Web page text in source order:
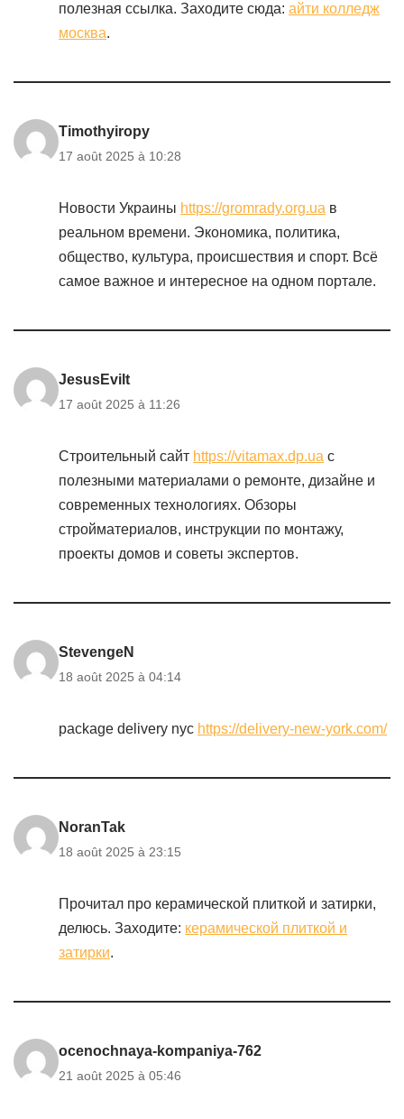
полезная ссылка. Заходите сюда: айти колледж
москва.
Timothyiropy
17 août 2025 à 10:28
Новости Украины https://gromrady.org.ua в
реальном времени. Экономика, политика,
общество, культура, происшествия и спорт. Всё
самое важное и интересное на одном портале.
JesusEvilt
17 août 2025 à 11:26
Строительный сайт https://vitamax.dp.ua с
полезными материалами о ремонте, дизайне и
современных технологиях. Обзоры
стройматериалов, инструкции по монтажу,
проекты домов и советы экспертов.
StevengeN
18 août 2025 à 04:14
package delivery nyc https://delivery-new-york.com/
NoranTak
18 août 2025 à 23:15
Прочитал про керамической плиткой и затирки,
делюсь. Заходите: керамической плиткой и
затирки.
ocenochnaya-kompaniya-762
21 août 2025 à 05:46